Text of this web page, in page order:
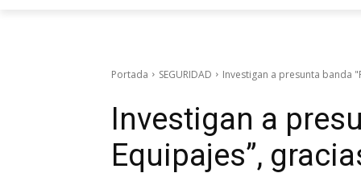
Portada SEGURIDAD Investigan a presunta banda
Investigan a
Equipajes”,